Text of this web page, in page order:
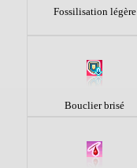
Fossilisation légère
Bouclier brisé